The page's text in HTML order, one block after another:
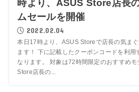
時より、ASUS Store店長
ムセールを開催
2022.02.04
本日17時より、ASUS Storeで店長の気ま
ます！ 下に記載したクーポンコードを利用
なります。 対象は72時間限定のおすすめ
Store店長の...